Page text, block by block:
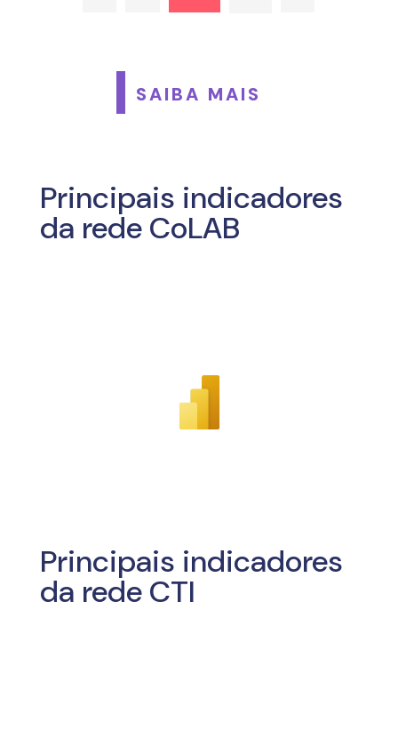
SAIBA MAIS
Principais indicadores
da rede CoLAB
Principais indicadores
da rede CTI